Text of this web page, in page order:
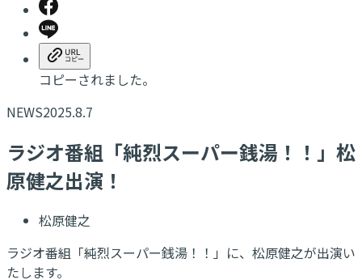
コピーされました。
NEWS2025.8.7
ラジオ番組「純烈スーパー銭湯！！」松
原健之出演！
松原健之
ラジオ番組「純烈スーパー銭湯！！」に、松原健之が出演い
たします。